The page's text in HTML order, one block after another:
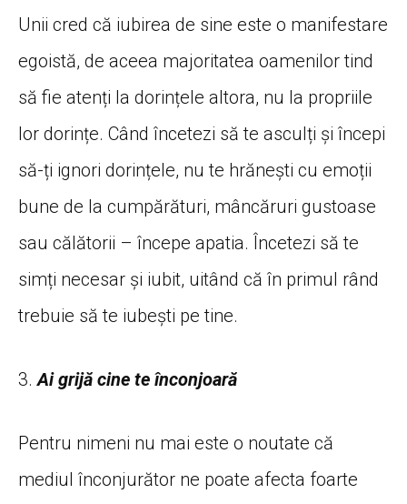
Unii cred că iubirea de sine este o manifestare
egoistă, de aceea majoritatea oamenilor tind
să fie atenți la dorințele altora, nu la propriile
lor dorințe. Când încetezi să te asculți și începi
să-ți ignori dorințele, nu te hrănești cu emoții
bune de la cumpărături, mâncăruri gustoase
sau călătorii – începe apatia. Încetezi să te
simți necesar și iubit, uitând că în primul rând
trebuie să te iubești pe tine.
3.Ai grijă cine te înconjoară
Pentru nimeni nu mai este o noutate că
mediul înconjurător ne poate afecta foarte